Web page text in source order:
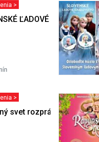
>
ĽADOVÉ
>
svet rozprávok